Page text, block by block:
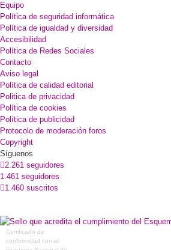
Equipo
Política de seguridad informática
Política de igualdad y diversidad
Accesibilidad
Política de Redes Sociales
Contacto
Aviso legal
Política de calidad editorial
Politica de privacidad
Política de cookies
Política de publicidad
Protocolo de moderación foros
Copyright
Síguenos
2.261 seguidores
1.461 seguidores
1.460 suscritos
Certificado de
conformidad con el